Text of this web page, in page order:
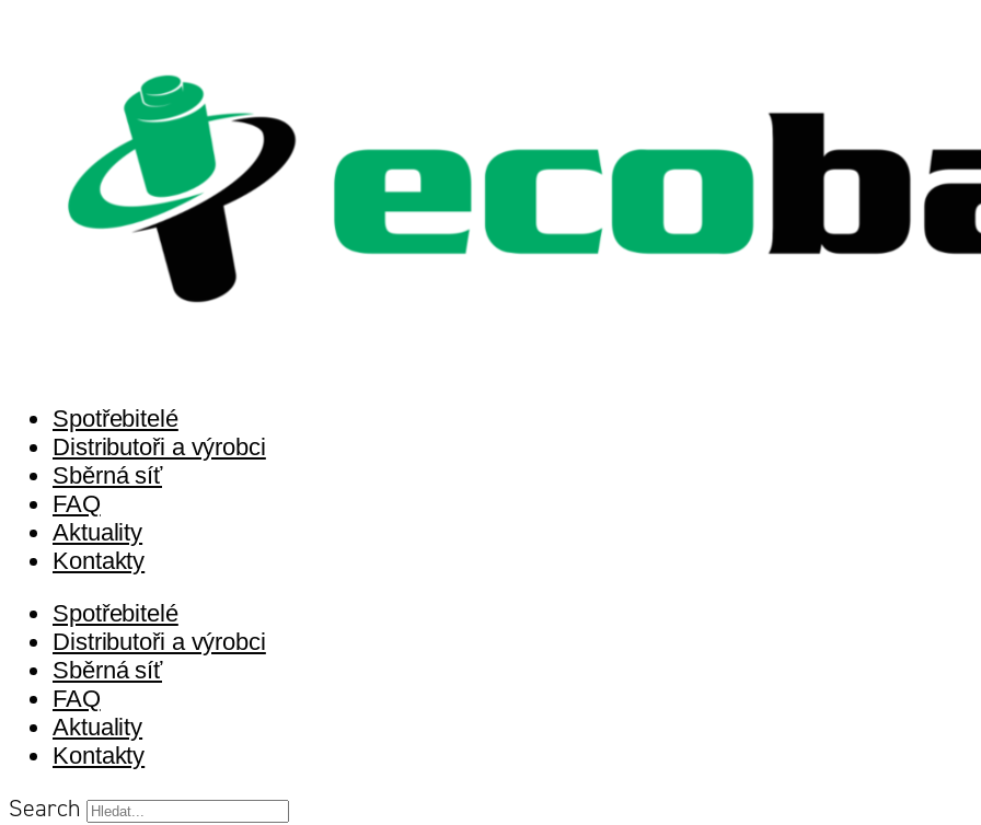
Spotřebitelé
Distributoři a výrobci
Sběrná síť
FAQ
Aktuality
Kontakty
Spotřebitelé
Distributoři a výrobci
Sběrná síť
FAQ
Aktuality
Kontakty
Search